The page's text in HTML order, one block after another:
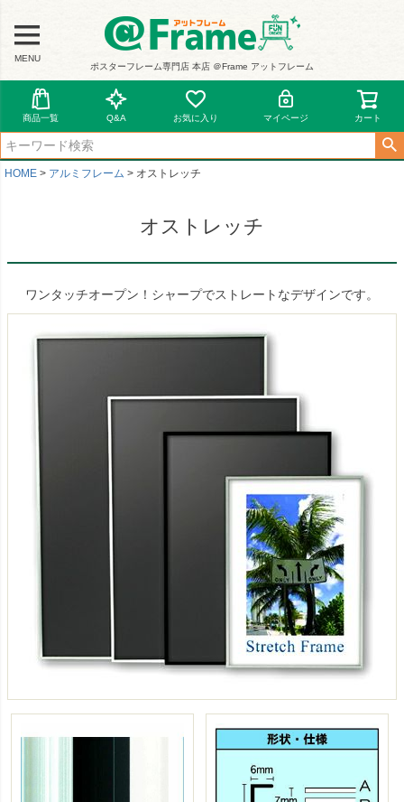
MENU
ポスターフレーム専門店 本店 ＠Frame アットフレーム
商品一覧 Q&A お気に入り マイページ カート
HOME アルミフレーム オストレッチ
オストレッチ
ワンタッチオープン！シャープでストレートなデザインです。